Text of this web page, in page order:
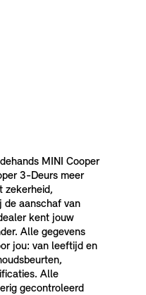
MINI Cooper
3-Deurs meer
zekerheid,
de aanschaf van
kent jouw
Alle gegevens
jou: van leeftijd en
Alle
gecontroleerd